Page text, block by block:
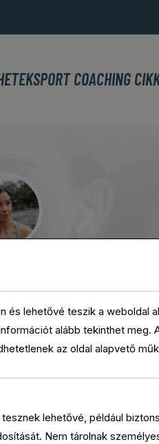
SPORT COACHING
és lehetővé teszik a weboldal
alább tekinthet meg.
az oldal alapvető
féltől származó sütiket
Dönthet úgy, hogy
kikapcsolása
lehetővé, például
Nem tárolnak